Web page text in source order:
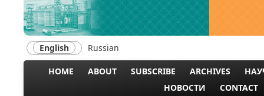
MAIN
HOME ABOUT SUBSCRIBE ARCHIVES
НОВОСТИ
CONTACT
English Russian